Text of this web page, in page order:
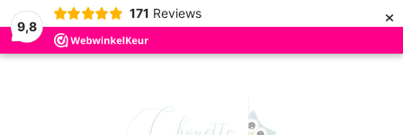
9,8
171 Reviews ×